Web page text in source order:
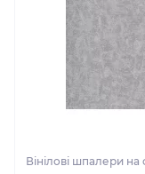
Вінілові шпалери на